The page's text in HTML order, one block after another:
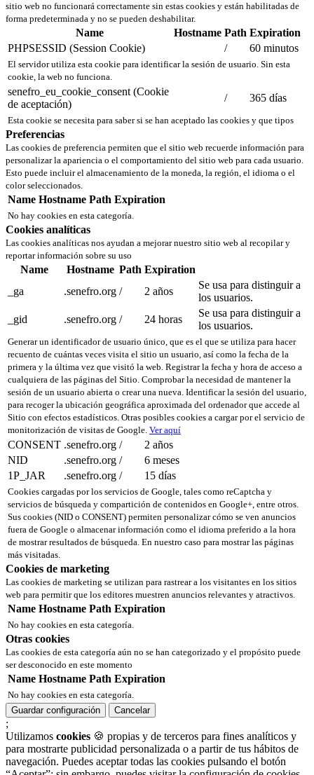
sitio web no funcionará correctamente sin estas cookies y están habilitadas de
forma predeterminada y no se pueden deshabilitar.
Name Hostname Path Expiration
PHPSESSID (Session Cookie)
/ 60 minutos
El servidor utiliza esta cookie para identificar la sesión de usuario. Sin esta
cookie, la web no funciona.
senefro_eu_cookie_consent (Cookie
de aceptación)
/ 365 días
Esta cookie se necesita para saber si se han aceptado las cookies y que tipos
Preferencias
Las cookies de preferencia permiten que el sitio web recuerde información para
personalizar la apariencia o el comportamiento del sitio web para cada usuario.
Esto puede incluir el almacenamiento de la moneda, la región, el idioma o el
color seleccionados.
Name Hostname Path Expiration
No hay cookies en esta categoría.
Cookies analíticas
Las cookies analíticas nos ayudan a mejorar nuestro sitio web al recopilar y
reportar información sobre su uso
Name Hostname Path Expiration
_ga
.senefro.org / 2 años
Se usa para distinguir a
los usuarios.
_gid
.senefro.org / 24 horas
Se usa para distinguir a
los usuarios.
Generar un identificador de usuario único, que es el que se utiliza para hacer
recuento de cuántas veces visita el sitio un usuario, así como la fecha de la
primera y la última vez que visitó la web. Registrar la fecha y hora de acceso a
cualquiera de las páginas del Sitio. Comprobar la necesidad de mantener la
sesión de un usuario abierta o crear una nueva. Identificar la sesión del usuario,
para recoger la ubicación geográfica aproximada del ordenador que accede al
Sitio con efectos estadísticos. Otras posibles cookies a cargar por el servicio de
monitorización de visitas de Google. Ver aquí
CONSENT .senefro.org /
2 años
NID
.senefro.org /
6 meses
1P_JAR
.senefro.org / 15 días
Cookies cargadas por los servicios de Google, tales como reCaptcha y
servicios de búsqueda y compartición de contenidos en Google+, entre otros.
Sus cookies (NID o CONSENT) permiten personalizar cómo se ven anuncios
fuera de Google o almacenar información como el idioma preferido a la hora
de mostrar resultados de búsqueda. En nuestro caso para mostrar las páginas
más visitadas.
Cookies de marketing
Las cookies de marketing se utilizan para rastrear a los visitantes en los sitios
web para permitir que los editores muestren anuncios relevantes y atractivos.
Name Hostname Path Expiration
No hay cookies en esta categoría.
Otras cookies
Las cookies de esta categoría aún no se han categorizado y el propósito puede
ser desconocido en este momento
Name Hostname Path Expiration
No hay cookies en esta categoría.
Guardar configuración
Cancelar
;
Utilizamos cookies 🍪 propias y de terceros para fines analíticos y
para mostrarte publicidad personalizada o a partir de tus hábitos de
navegación. Puedes aceptar todas las cookies pulsando el botón